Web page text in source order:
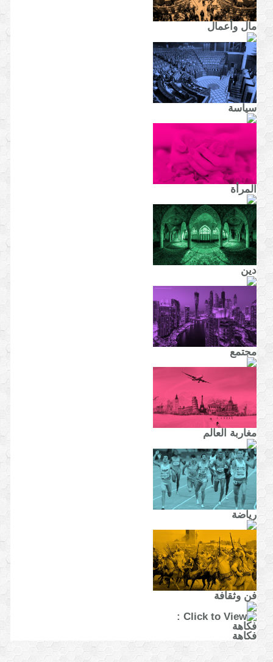
مال وأعمال
سياسة
المرأة
دين
مجتمع
مغاربة العالم
رياضة
فن وثقافة
فكاهة